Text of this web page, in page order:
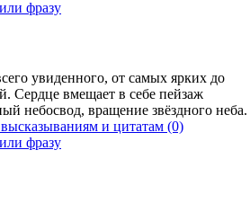
увиденного, от самых ярких до
Сердце вмещает в себе пейзаж
небосвод, вращение звёздного неба.
(0)